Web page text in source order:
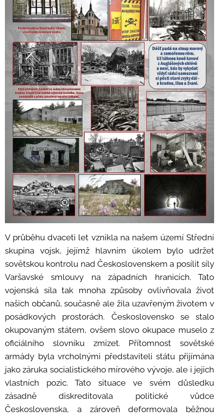
V průběhu dvaceti let vznikla na našem území Střední
skupina vojsk, jejímž hlavním úkolem bylo udržet
sovětskou kontrolu nad Československem a posílit síly
Varšavské smlouvy na západních hranicích. Tato
vojenská síla tak mnoha způsoby ovlivňovala život
našich občanů, současně ale žila uzavřeným životem v
posádkových prostorách. Československo se stalo
okupovaným státem, ovšem slovo okupace muselo z
oficiálního slovníku zmizet. Přítomnost sovětské
armády byla vrcholnými představiteli státu přijímána
jako záruka socialistického mírového vývoje, ale i jejich
vlastních pozic. Tato situace ve svém důsledku
zásadně diskreditovala politické vůdce
Československa, a zároveň deformovala běžnou